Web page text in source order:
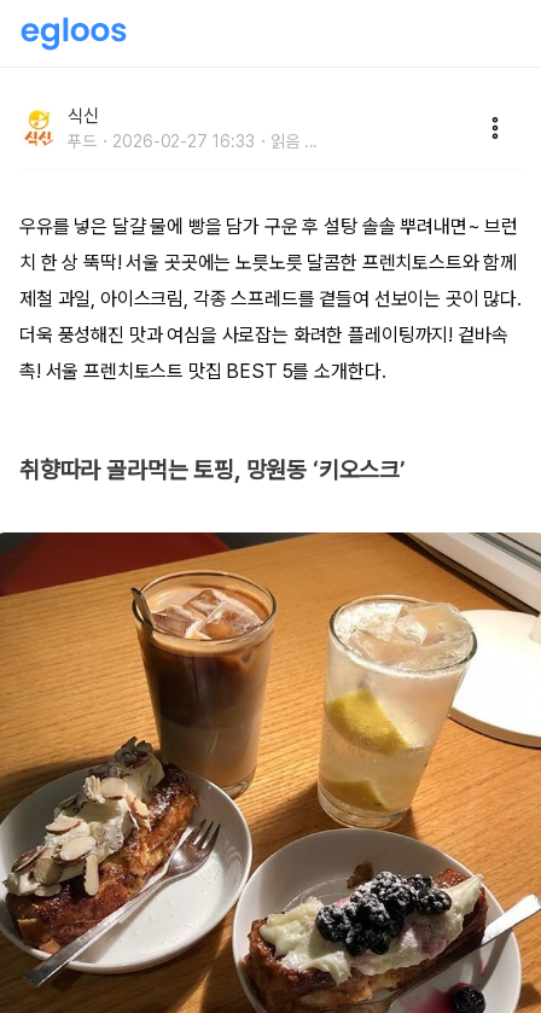
식신
푸드 2026-02-27 16:33 읽음 ...
우유를 넣은 달걀 물에 빵을 담가 구운 후 설탕 솔솔 뿌려내면~ 브런
치 한 상 뚝딱! 서울 곳곳에는 노릇노릇 달콤한 프렌치토스트와 함께
제철 과일, 아이스크림, 각종 스프레드를 곁들여 선보이는 곳이 많다.
더욱 풍성해진 맛과 여심을 사로잡는 화려한 플레이팅까지! 겉바속
촉! 서울 프렌치토스트 맛집 BEST 5를 소개한다.
취향따라 골라먹는 토핑, 망원동 ‘키오스크’